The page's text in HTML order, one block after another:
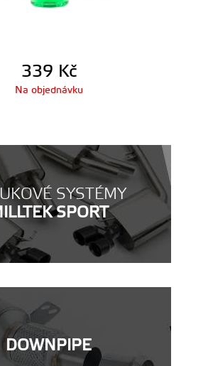
339 Kč
Na objednávku
SYSTÉMY
SPORT
DOWNPIPE